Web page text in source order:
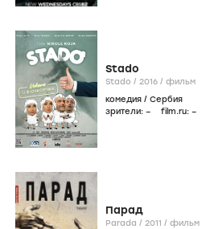
Stado
Stado / 2016 / фильм
комедия / Сербия
зрители: – film.ru: –
Парад
Parada / 2011 / фильм